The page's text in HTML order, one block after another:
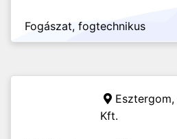
Fogászat, fogtechnikus
Esztergom,
Kft.